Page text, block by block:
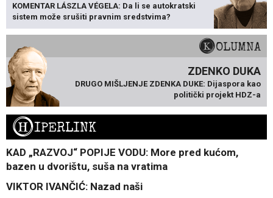
KOMENTAR LÁSZLA VÉGELA: Da li se autokratski
sistem može srušiti pravnim sredstvima?
KOLUMNA
ZDENKO DUKA
DRUGO MIŠLJENJE ZDENKA DUKE: Dijaspora kao
politički projekt HDZ-a
HIPERLINK
KAD „RAZVOJ“ POPIJE VODU: More pred kućom,
bazen u dvorištu, suša na vratima
VIKTOR IVANČIĆ: Nazad naši